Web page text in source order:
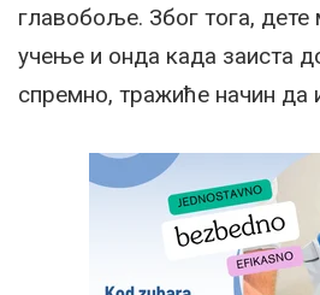
главобоље. Због тога,
учење и онда када заиста
спремно, тражиће начин да